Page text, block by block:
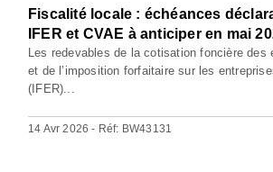
Fiscalité locale : échéances
IFER et CVAE à anticiper en mai
Les redevables de la cotisation foncière des
et de l’imposition forfaitaire sur les
(IFER)...
14 Avr 2026 - Réf: BW43131